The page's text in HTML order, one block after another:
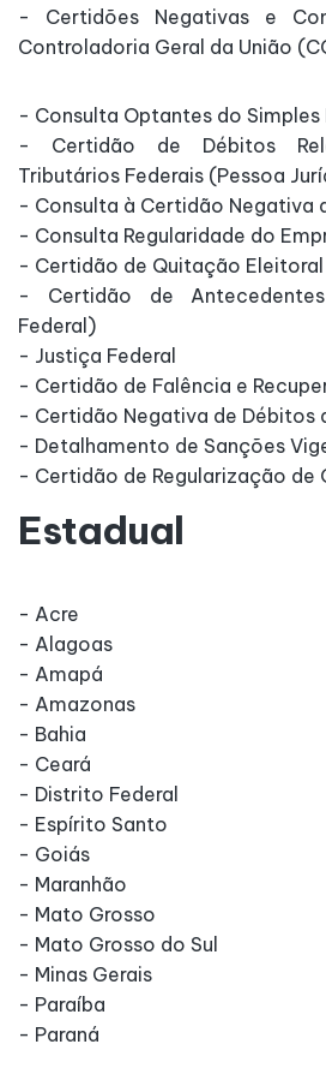
- Certidões Negativas e
Controladoria Geral da União
- Consulta Optantes do Simples
- Certidão de Débitos
Tributários Federais (Pessoa
- Consulta à Certidão Negativa
- Consulta Regularidade do
- Certidão de Quitação Eleitoral
- Certidão de
Federal)
- Justiça Federal
- Certidão de Falência e
- Certidão Negativa de Débitos
- Detalhamento de Sanções
- Certidão de Regularização de
Estadual
- Acre
- Alagoas
- Amapá
- Amazonas
- Bahia
- Ceará
- Distrito Federal
- Espírito Santo
- Goiás
- Maranhão
- Mato Grosso
- Mato Grosso do Sul
- Minas Gerais
- Paraíba
- Paraná